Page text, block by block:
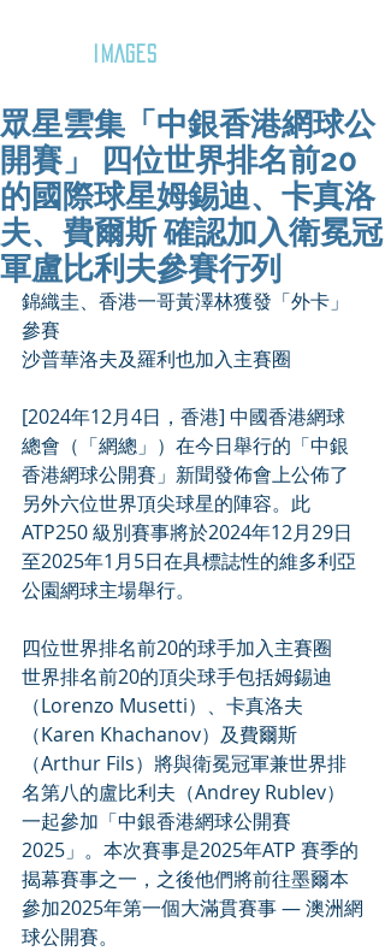
IMAGES
眾星雲集「中銀香港網球公
開賽」 四位世界排名前20
的國際球星姆錫迪、卡真洛
夫、費爾斯 確認加入衛冕冠
軍盧比利夫參賽行列
錦織圭、香港一哥黃澤林獲發「外卡」
參賽
沙普華洛夫及羅利也加入主賽圈
[2024年12月4日，香港] 中國香港網球
總會（「網總」）在今日舉行的「中銀
香港網球公開賽」新聞發佈會上公佈了
另外六位世界頂尖球星的陣容。此
ATP250 級別賽事將於2024年12月29日
至2025年1月5日在具標誌性的維多利亞
公園網球主場舉行。
四位世界排名前20的球手加入主賽圈
世界排名前20的頂尖球手包括姆錫迪
（Lorenzo Musetti）、卡真洛夫
（Karen Khachanov）及費爾斯
（Arthur Fils）將與衛冕冠軍兼世界排
名第八的盧比利夫（Andrey Rublev）
一起參加「中銀香港網球公開賽
2025」。本次賽事是2025年ATP 賽季的
揭幕賽事之一，之後他們將前往墨爾本
參加2025年第一個大滿貫賽事 — 澳洲網
球公開賽。